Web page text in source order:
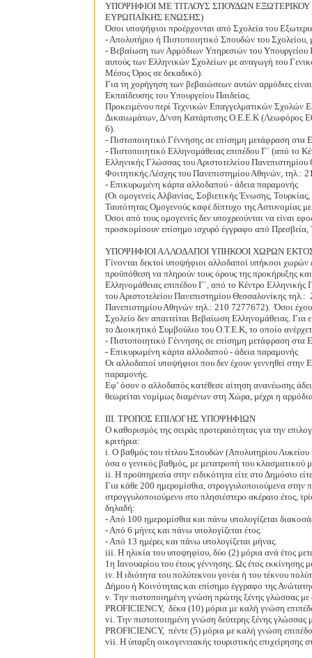
ΥΠΟΨΗΦΙΟΙ ΜΕ ΤΙΤΛΟΥΣ ΣΠΟΥΔΩΝ
ΕΥΡΩΠΑΪΚΗΣ ΕΝΩΣΗΣ)
Όσοι υποψήφιοι προέρχονται από Σχολεία του
- Απολυτήριο ή Πιστοποιητικό Σπουδών του
- Βεβαίωση των Αρμόδιων Υπηρεσιών του Υπουργείου
αυτούς των Ελληνικών Σχολείων με αναγωγή του
Μέσος Όρος σε δεκαδικό).
Για τη χορήγηση των βεβαιώσεων αυτών αρμόδιες
Εκπαίδευσης του Υπουργείου Παιδείας.
Προκειμένου περί Τεχνικών Επαγγελματικών Σχολών
Δικαιωμάτων, Δ/νση Κατάρτισης Ο.Ε.Ε.Κ (Λεωφόρος
6).
- Πιστοποιητικό Γέννησης σε επίσημη μετάφραση στα
- Πιστοποιητικό Ελληνομάθειας επιπέδου Γ΄ (από το
Ελληνικής Γλώσσας του Αριστοτελείου
Φοιτητικής Λέσχης του Πανεπιστημίου Αθηνών, τηλ.:
- Επικυρωμένη κάρτα αλλοδαπού - άδεια παραμονής
(Οι ομογενείς Αλβανίας, Σοβιετικής Ένωσης,
Ταυτότητας Ομογενούς καφέ δίπτυχο της Αστυνομίας
Όσοι από τους ομογενείς δεν υποχρεούνται να είναι
προσκομίσουν επίσημο ισχυρό έγγραφο από
ΥΠΟΨΗΦΙΟΙ ΑΛΛΟΔΑΠΟΙ ΥΠΗΚΟΟΙ ΧΩΡΩΝ
Γίνονται δεκτοί υποψήφιοι αλλοδαποί υπήκοοι
προϋπόθεση να πληρούν τους όρους της προκήρυξης
Ελληνομάθειας επιπέδου Γ΄, από το Κέντρο
του Αριστοτελείου Πανεπιστημίου Θεσσαλονίκης τηλ.:
Πανεπιστημίου Αθηνών τηλ.: 210 7277672). Όσοι
Σχολείο δεν απαιτείται Βεβαίωση Ελληνομάθειας.
το Διοικητικό Συμβούλιο του Ο.Τ.Ε.Κ, το οποίο
- Πιστοποιητικό Γέννησης σε επίσημη μετάφραση στα
- Επικυρωμένη κάρτα αλλοδαπού - άδεια παραμονής
Οι αλλοδαποί υποψήφιοι που δεν έχουν γεννηθεί στην
παραμονής.
Εφ’ όσον ο αλλοδαπός κατέθεσε αίτηση ανανέωσης
θεωρείται νομίμως διαμένων στη Χώρα, μέχρι η
ΙΙΙ. ΤΡΟΠΟΣ ΕΠΙΛΟΓΗΣ ΥΠΟΨΗΦΙΩΝ
Ο καθορισμός της σειράς προτεραιότητας για την
κριτήρια:
i. Ο βαθμός του τίτλου Σπουδών (Απολυτηρίου Λυκείου
όσα ο γενικός βαθμός, με μετατροπή του κλασματικού
ii. Η προϋπηρεσία στην ειδικότητα είτε στο Δημόσιο
Για κάθε 200 ημερομίσθια, στρογγυλοποιούμενα στην
στρογγυλοποιούμενο στο πλησιέστερο ακέραιο έτος,
δηλαδή:
- Από 100 ημερομίσθια και πάνω υπολογίζεται
- Από 6 μήνες και πάνω υπολογίζεται έτος.
- Από 13 ημέρες και πάνω υπολογίζεται μήνας.
iii. Η ηλικία του υποψηφίου, δύο (2) μόρια ανά έτος
1η Ιανουαρίου του έτους γέννησης. Ως έτος εκκίνησης
iv. Η ιδιότητα του πολύτεκνου γονέα ή του τέκνου
Δήμου ή Κοινότητας και επίσημο έγγραφο της
v. Την πιστοποιημένη γνώση πρώτης ξένης γλώσσας με
PROFICIENCY, δέκα (10) μόρια με καλή γνώση
vi. Την πιστοποιημένη γνώση δεύτερης ξένης γλώσσας
PROFICIENCY, πέντε (5) μόρια με καλή γνώση
vii. Η ύπαρξη οικογενειακής τουριστικής επιχείρησης